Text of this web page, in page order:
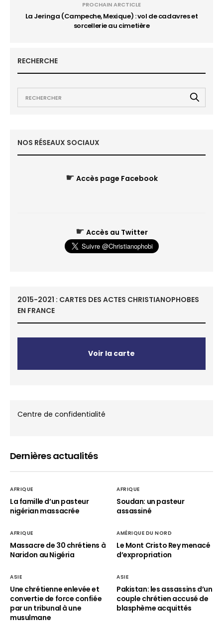
PROCHAIN ARCTICLE
La Jeringa (Campeche, Mexique) : vol de cadavres et
sorcellerie au cimetière
RECHERCHE
NOS RÉSEAUX SOCIAUX
☛ Accès page Facebook
☛ Accès au Twitter
2015-2021 : CARTES DES ACTES CHRISTIANOPHOBES
EN FRANCE
Voir la carte
Centre de confidentialité
Dernières actualités
AFRIQUE
La famille d’un pasteur
nigérian massacrée
AFRIQUE
Soudan: un pasteur
assassiné
AFRIQUE
Massacre de 30 chrétiens à
Naridon au Nigéria
AMÉRIQUE DU NORD
Le Mont Cristo Rey menacé
d’expropriation
ASIE
Une chrétienne enlevée et
convertie de force confiée
par un tribunal à une
musulmane
ASIE
Pakistan: les assassins d’un
couple chrétien accusé de
blasphème acquittés